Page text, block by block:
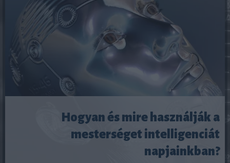
Hogyan és mire használják a
mesterséget intelligenciát
napjainkban?